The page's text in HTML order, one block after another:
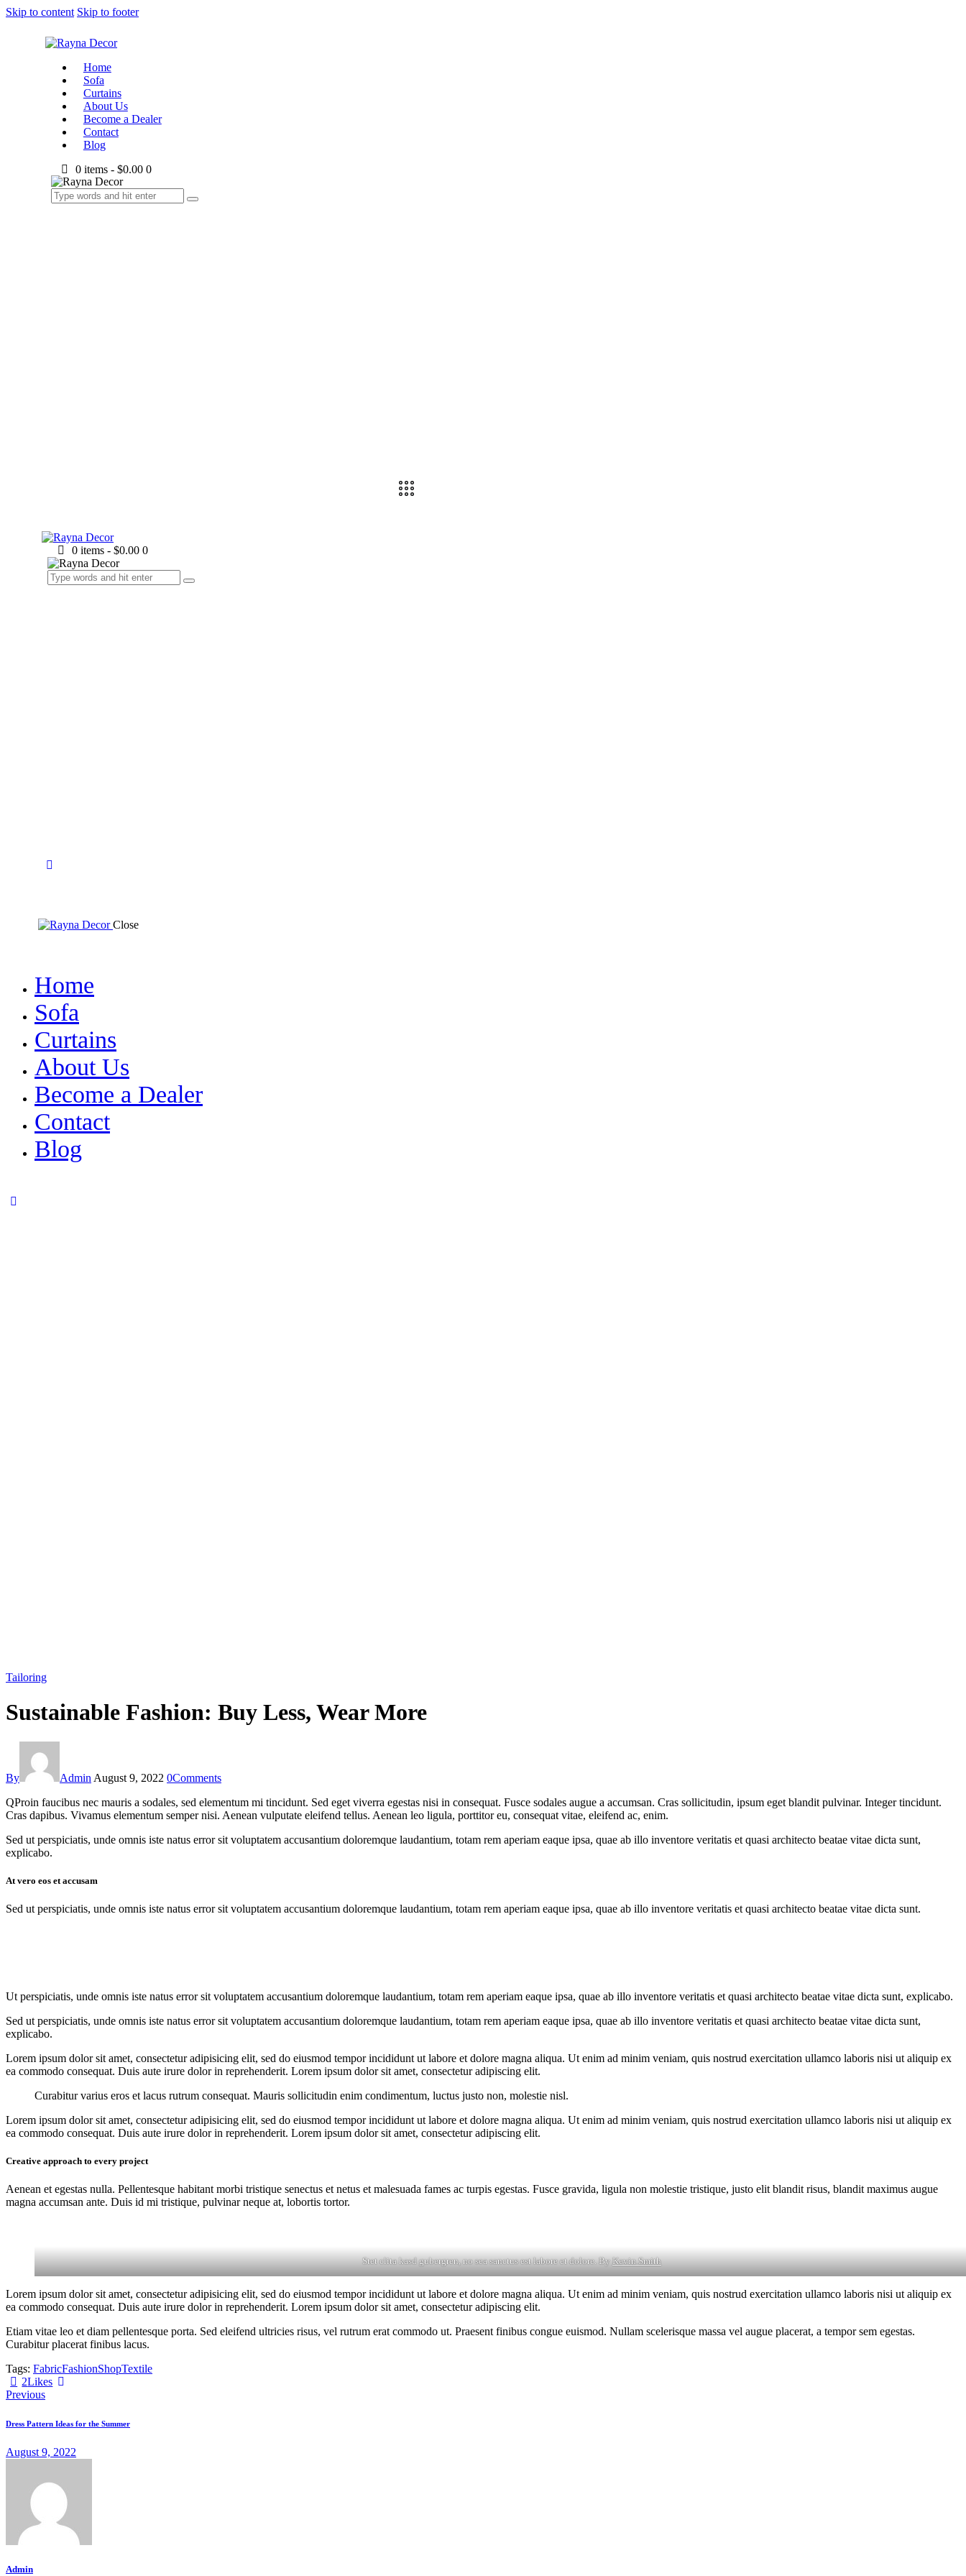
Skip to content Skip to footer
Home
Sofa
Curtains
About Us
Become a Dealer
Contact
Blog
0 items -$0.00 0
0 items -$0.00 0
Close
Home
Sofa
Curtains
About Us
Become a Dealer
Contact
Blog
facebook-
twitter-
Tailoring
Sustainable Fashion: Buy Less, Wear More
By Admin August 9, 2022 0Comments
QProin faucibus nec mauris a sodales, sed elementum mi tincidunt. Sed eget viverra egestas nisi in consequat. Fusce sodales augue a accumsan. Cras sollicitudin, ipsum eget blandit pulvinar. Integer tincidunt.
Cras dapibus. Vivamus elementum semper nisi. Aenean vulputate eleifend tellus. Aenean leo ligula, porttitor eu, consequat vitae, eleifend ac, enim.
Sed ut perspiciatis, unde omnis iste natus error sit voluptatem accusantium doloremque laudantium, totam rem aperiam eaque ipsa, quae ab illo inventore veritatis et quasi architecto beatae vitae dicta sunt,
explicabo.
At vero eos et accusam
Sed ut perspiciatis, unde omnis iste natus error sit voluptatem accusantium doloremque laudantium, totam rem aperiam eaque ipsa, quae ab illo inventore veritatis et quasi architecto beatae vitae dicta sunt.
Ut perspiciatis, unde omnis iste natus error sit voluptatem accusantium doloremque laudantium, totam rem aperiam eaque ipsa, quae ab illo inventore veritatis et quasi architecto beatae vitae dicta sunt, explicabo.
Sed ut perspiciatis, unde omnis iste natus error sit voluptatem accusantium doloremque laudantium, totam rem aperiam eaque ipsa, quae ab illo inventore veritatis et quasi architecto beatae vitae dicta sunt,
explicabo.
Lorem ipsum dolor sit amet, consectetur adipisicing elit, sed do eiusmod tempor incididunt ut labore et dolore magna aliqua. Ut enim ad minim veniam, quis nostrud exercitation ullamco laboris nisi ut aliquip ex
ea commodo consequat. Duis aute irure dolor in reprehenderit. Lorem ipsum dolor sit amet, consectetur adipiscing elit.
Curabitur varius eros et lacus rutrum consequat. Mauris sollicitudin enim condimentum, luctus justo non, molestie nisl.
Lorem ipsum dolor sit amet, consectetur adipisicing elit, sed do eiusmod tempor incididunt ut labore et dolore magna aliqua. Ut enim ad minim veniam, quis nostrud exercitation ullamco laboris nisi ut aliquip ex
ea commodo consequat. Duis aute irure dolor in reprehenderit. Lorem ipsum dolor sit amet, consectetur adipiscing elit.
Creative approach to every project
Aenean et egestas nulla. Pellentesque habitant morbi tristique senectus et netus et malesuada fames ac turpis egestas. Fusce gravida, ligula non molestie tristique, justo elit blandit risus, blandit maximus augue
magna accumsan ante. Duis id mi tristique, pulvinar neque at, lobortis tortor.
Stet clita kasd gubergren, no sea sanctus est labore et dolore. ByKevin Smith
Lorem ipsum dolor sit amet, consectetur adipisicing elit, sed do eiusmod tempor incididunt ut labore et dolore magna aliqua. Ut enim ad minim veniam, quis nostrud exercitation ullamco laboris nisi ut aliquip ex
ea commodo consequat. Duis aute irure dolor in reprehenderit. Lorem ipsum dolor sit amet, consectetur adipiscing elit.
Etiam vitae leo et diam pellentesque porta. Sed eleifend ultricies risus, vel rutrum erat commodo ut. Praesent finibus congue euismod. Nullam scelerisque massa vel augue placerat, a tempor sem egestas.
Curabitur placerat finibus lacus.
Tags: FabricFashionShopTextile
2LikesX
clipboard
Post
navigation
Previous
Dress Pattern Ideas for the Summer
August 9, 2022
Admin